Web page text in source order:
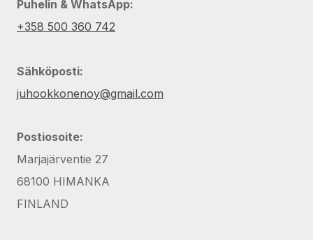
Puhelin & WhatsApp:
+358 500 360 742
Sähköposti:
juhookkonenoy@gmail.com
Postiosoite:
Marjajärventie 27
68100 HIMANKA
FINLAND